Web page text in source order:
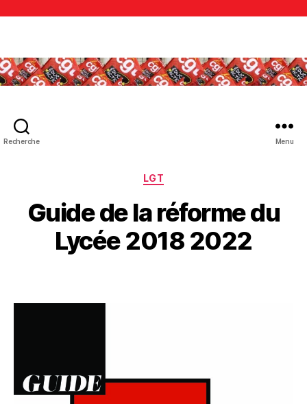
Recherche Menu
Catégories
LGT
Guide de la réforme du
Lycée 2018 2022